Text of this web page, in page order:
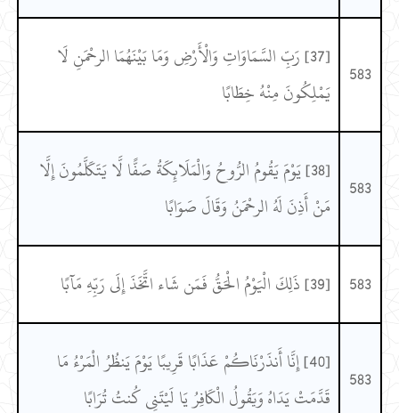
583
[37] رَبِّ السَّمَاوَاتِ وَالْأَرْضِ وَمَا بَيْنَهُمَا الرحْمَنِ لَا
يَمْلِكُونَ مِنْهُ خِطَابًا
583
[38] يَوْمَ يَقُومُ الرُّوحُ وَالْمَلَائِكَةُ صَفًّا لَّا يَتَكَلَّمُونَ إِلَّا
مَنْ أَذِنَ لَهُ الرحْمَنُ وَقَالَ صَوَابًا
583 [39] ذَلِكَ الْيَوْمُ الْحَقُّ فَمَن شَاء اتَّخَذَ إِلَى رَبِّهِ مَآبًا
583
[40] إِنَّا أَنذَرْنَاكُمْ عَذَابًا قَرِيبًا يَوْمَ يَنظُرُ الْمَرْءُ مَا
قَدَّمَتْ يَدَاهُ وَيَقُولُ الْكَافِرُ يَا لَيْتَنِي كُنتُ تُرَابًا